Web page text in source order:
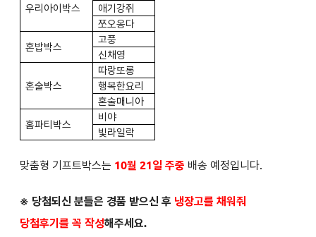
우리아이박스
애기강쥐
쪼오옹다
혼밥박스
고풍
신채영
혼술박스
따랑또롱
행복한요리
혼술매니아
홈파티박스
비야
빛라일락
맞춤형 기프트박스는 10월 21일 주중 배송 예정입니다.
※ 당첨되신 분들은 경품 받으신 후 냉장고를 채워줘
당첨후기를 꼭 작성해주세요.